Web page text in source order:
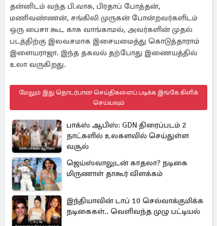
தன்னிடம் வந்த பி.வாசு, பிரதாப் போத்தன்,
மணிவண்ணன், சங்கிலி முருகன் போன்றவர்களிடம்
ஒரு பைசா கூட காசு வாங்காமல், அவர்களின் முதல்
படத்திற்கு இலவசமாக இசையமைத்து கொடுத்தாராம்
இளையராஜா. இந்த தகவல் தற்போது இணையத்தில்
உலா வருகிறது.
மேலும் இது தொடர்பான செய்திகளைப் படிக்க இங்கே கிளிக்
செய்யவும்
பாக்ஸ் ஆபிஸ்: GDN திரைப்படம் 2
நாட்களில் உலகளவில் செய்துள்ள
வசூல்
ஜெய்ஸ்வாலுடன் காதலா? நடிகை
மிருணாள் தாகூர் விளக்கம்
இந்தியாவின் டாப் 10 செல்வாக்குமிக்க
நடிகைகள்.. வெளிவந்த முழு பட்டியல்